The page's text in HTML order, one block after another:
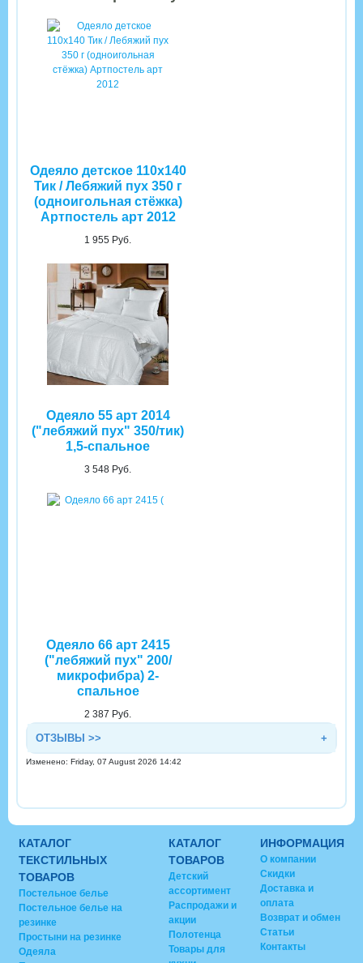
Одеяло детское 110х140
Тик / Лебяжий пух 350 г
(одноигольная стёжка)
Артпостель арт 2012
1 955 Руб.
Одеяло 55 арт 2014
("лебяжий пух" 350/тик)
1,5-спальное
3 548 Руб.
Одеяло 66 арт 2415
("лебяжий пух" 200/
микрофибра) 2-
спальное
2 387 Руб.
ОТЗЫВЫ >>
Изменено: Friday, 07 August 2026 14:42
КАТАЛОГ
ТЕКСТИЛЬНЫХ
ТОВАРОВ
Постельное белье
Постельное белье на
резинке
Простыни на резинке
Одеяла
КАТАЛОГ
ТОВАРОВ
Детский
ассортимент
Распродажи и
акции
Полотенца
Товары для
ИНФОРМАЦИЯ
О компании
Скидки
Доставка и
оплата
Возврат и обмен
Статьи
Контакты